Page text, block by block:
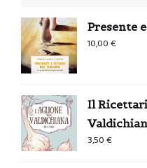
Presente
10,00€
Il
3,50€